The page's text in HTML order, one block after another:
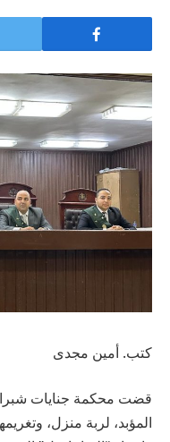
كتب. أمين مجدى
قضت محكمة جنايات شبرا